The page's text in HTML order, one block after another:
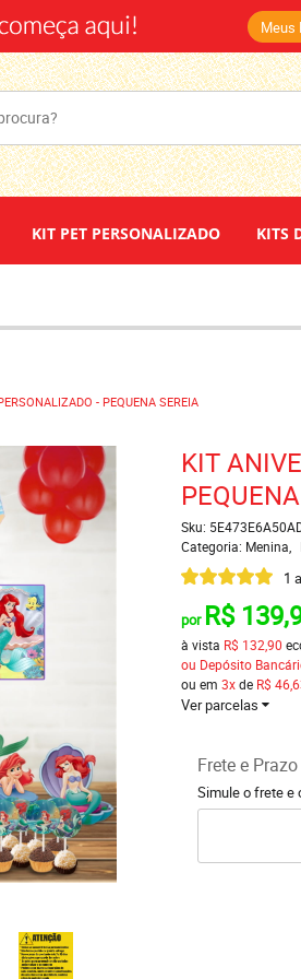
Meus
KIT PET PERSONALIZADO KITS
- PEQUENA SEREIA
KIT
Sku:
Categoria: Menina
1
por R$
à vista R$ 132,90
ou Depósito
ou em 3xde R$
Ver parcelas
Frete e Prazo
Simule o frete e